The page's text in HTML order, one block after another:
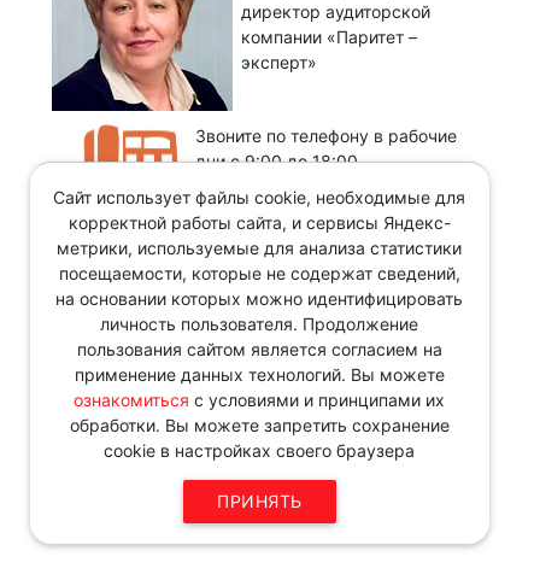
директор аудиторской
компании «Паритет –
эксперт»
Сайт использует файлы cookie, необходимые для
корректной работы сайта, и сервисы Яндекс-
метрики, используемые для анализа статистики
посещаемости, которые не содержат сведений,
на основании которых можно идентифицировать
личность пользователя. Продолжение
пользования сайтом является согласием на
применение данных технологий. Вы можете
ознакомиться с условиями и принципами их
обработки. Вы можете запретить сохранение
cookie в настройках своего браузера
ПРИНЯТЬ
Звоните по телефону в рабочие
дни с 9:00 до 18:00
8 343 287 51 45